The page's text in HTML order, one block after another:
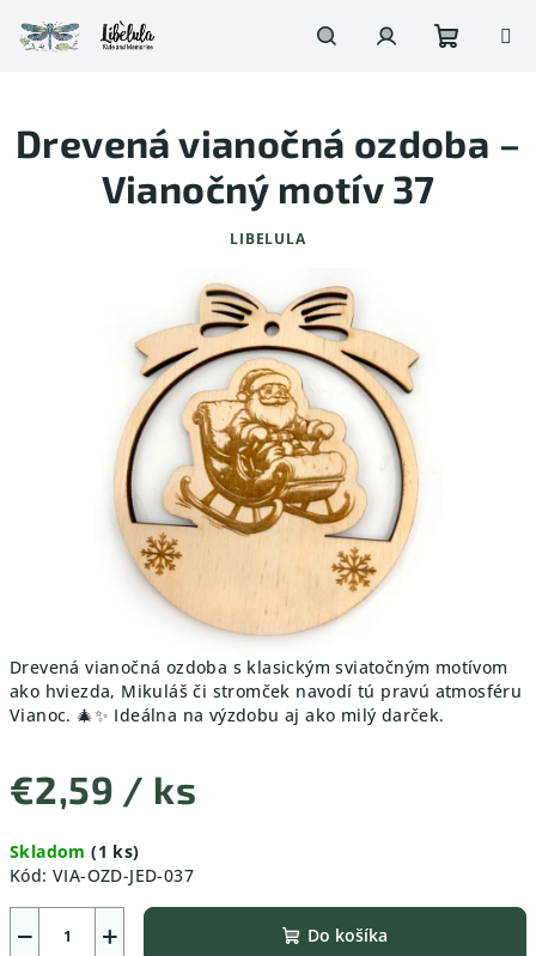
na
obsah
košík
Drevená vianočná ozdoba s klasickým sviatočným motívom
ako hviezda, Mikuláš či stromček navodí tú pravú atmosféru
Vianoc. 🎄✨ Ideálna na výzdobu aj ako milý darček.
€2,59 / ks
cena:
Skladom(1 ks)
Kód: VIA-OZD-JED-037
+
− Do košíka
Drevená vianočná ozdoba –
Vianočný motív 37
LIBELULA